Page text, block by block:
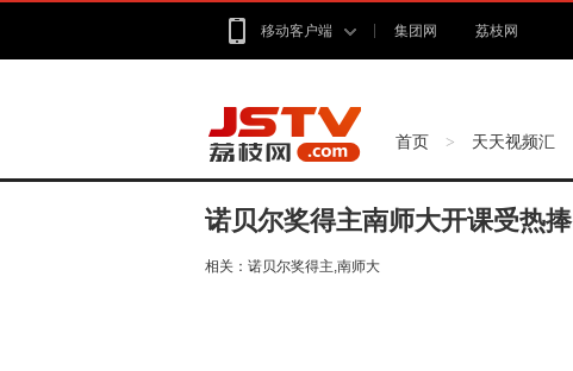
移动客户端 集团网 荔枝网
首页 > 天天视频汇
诺贝尔奖得主南师大开课受热捧
相关： 诺贝尔奖得主,南师大